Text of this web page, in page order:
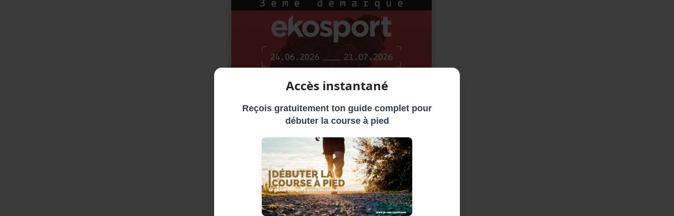
Accès instantané
Reçois gratuitement ton guide complet pour
débuter la course à pied